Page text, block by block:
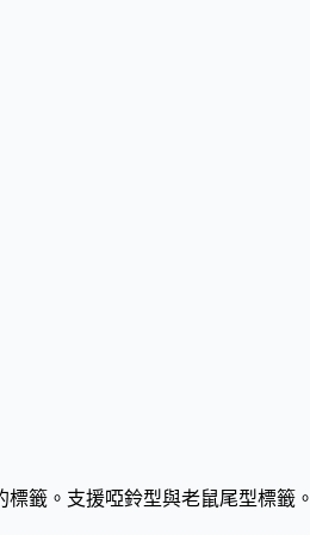
籤。支援啞鈴型與老鼠尾型標籤。